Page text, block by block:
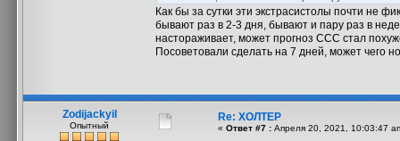
Как бы за сутки эти экстрасистолы почти не
бывают раз в 2-3 дня, бывают и пару раз в
настораживает, может прогноз ССС стал
Посоветовали сделать на 7 дней, может чего
Zodijackyil
Опытный
Re: ХОЛТЕР
« Ответ #7 : Апреля 20, 2021, 10:03:47